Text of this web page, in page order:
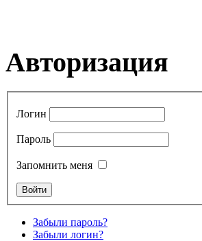
Авторизация
Логин
Пароль
Запомнить меня
Забыли пароль?
Забыли логин?